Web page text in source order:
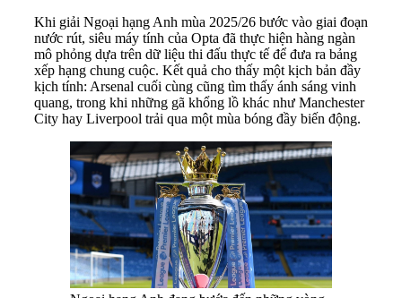
Khi giải Ngoại hạng Anh mùa 2025/26 bước vào giai đoạn
nước rút, siêu máy tính của Opta đã thực hiện hàng ngàn
mô phỏng dựa trên dữ liệu thi đấu thực tế để đưa ra bảng
xếp hạng chung cuộc. Kết quả cho thấy một kịch bản đầy
kịch tính: Arsenal cuối cùng cũng tìm thấy ánh sáng vinh
quang, trong khi những gã khổng lồ khác như Manchester
City hay Liverpool trải qua một mùa bóng đầy biến động.